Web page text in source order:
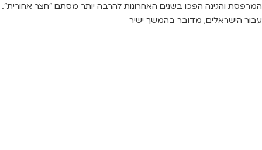
המרפסת והגינה הפכו בשנים האחרונות להרבה יותר מסתם “חצר אחורית”.
עבור הישראלים, מדובר בהמשך ישיר